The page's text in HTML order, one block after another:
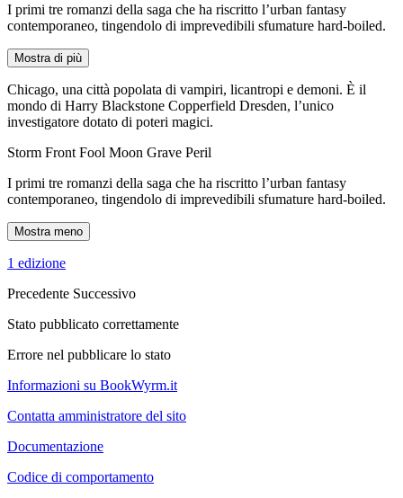
I primi tre romanzi della saga che ha riscritto l’urban fantasy
contemporaneo, tingendolo di imprevedibili sfumature hard-boiled.
Mostra di più
Chicago, una città popolata di vampiri, licantropi e demoni. È il
mondo di Harry Blackstone Copperfield Dresden, l’unico
investigatore dotato di poteri magici.
Storm Front Fool Moon Grave Peril
I primi tre romanzi della saga che ha riscritto l’urban fantasy
contemporaneo, tingendolo di imprevedibili sfumature hard-boiled.
Mostra meno
1 edizione
Precedente Successivo
Stato pubblicato correttamente
Errore nel pubblicare lo stato
Informazioni su BookWyrm.it
Contatta amministratore del sito
Documentazione
Codice di comportamento